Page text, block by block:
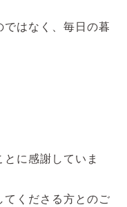
ではなく、毎日の暮
に感謝していま
くださる方とのご